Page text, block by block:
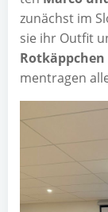
zunächst im
sie ihr Out­fit
men­tra­gen